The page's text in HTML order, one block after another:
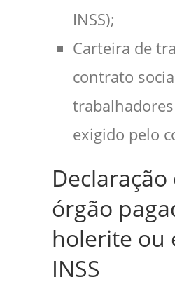
INSS);
Carteira de
contrato
trabalhadores
exigido pelo
Declaração
órgão
holerite ou
INSS